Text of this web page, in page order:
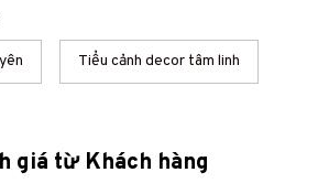
Tiểu cảnh decor tâm linh
giá từ Khách hàng